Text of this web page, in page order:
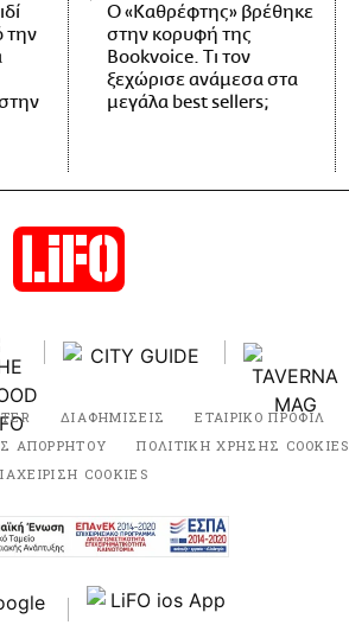
την
Ο «Καθρέφτης» βρέθηκε
στην κορυφή της
Bookvoice. Τι τον
ξεχώρισε ανάμεσα στα
μεγάλα best sellers;
ΔΙΑΦΗΜΙΣΕΙΣ ΕΤΑΙΡΙΚΟ ΠΡΟΦΙΛ
ΑΠΟΡΡΗΤΟΥ
ΠΟΛΙΤΙΚΗ ΧΡΗΣΗΣ COOKIES
COOKIES